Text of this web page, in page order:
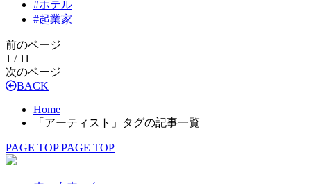
#ホテル
#起業家
前のページ
1 / 11
次のページ
BACK
Home
「アーティスト」タグの記事一覧
PAGE TOP PAGE TOP